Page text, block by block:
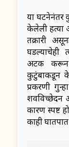
या घटनेनंतर
केलेली
तक्रारी
घडल्याचेही
अटक करून
कुटुंबाकडून
प्रकरणी
शवविच्छेदन
कारण स्पष्ट
काही